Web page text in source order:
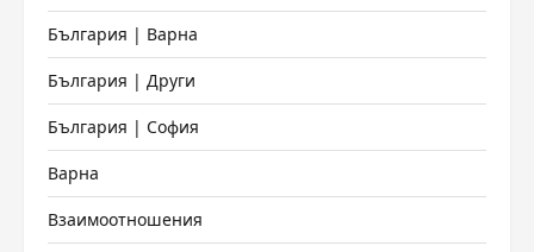
България | Варна
България | Други
България | София
Варна
Взаимоотношения